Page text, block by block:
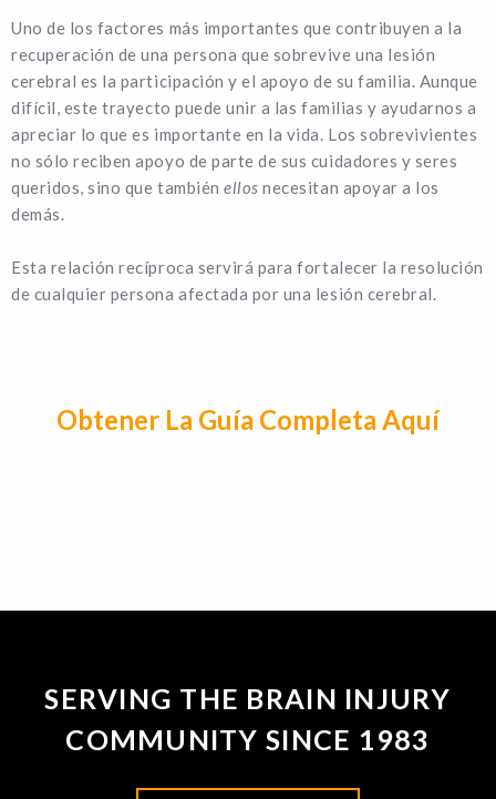
Uno de los factores más importantes que contribuyen a la
recuperación de una persona que sobrevive una lesión
cerebral es la participación y el apoyo de su familia. Aunque
difícil, este trayecto puede unir a las familias y ayudarnos a
apreciar lo que es importante en la vida. Los sobrevivientes
no sólo reciben apoyo de parte de sus cuidadores y seres
queridos, sino que tambiénellosnecesitan apoyar a los
demás.
Esta relación recíproca servirá para fortalecer la resolución
de cualquier persona afectada por una lesión cerebral.
Obtener La Guía Completa Aquí
SERVING THE BRAIN INJURY
COMMUNITY SINCE 1983